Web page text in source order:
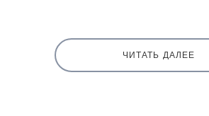
ЧИТАТЬ ДАЛЕЕ